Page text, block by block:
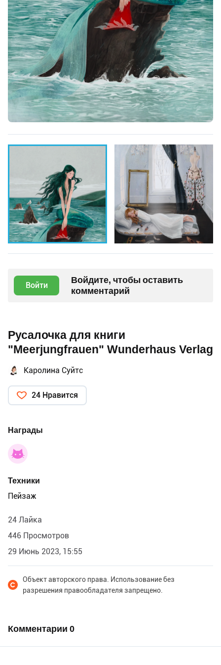
Войти
Войдите, чтобы оставить
комментарий
Русалочка для книги
"Meerjungfrauen" Wunderhaus Verlag
Каролина Суйтс
24 Нравится
Награды
Техники
Пейзаж
24 Лайка
446 Просмотров
29 Июнь 2023, 15:55
Объект авторского права. Использование без
разрешения правообладателя запрещено.
Комментарии 0